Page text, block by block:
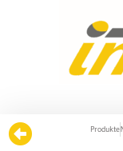
Produkte